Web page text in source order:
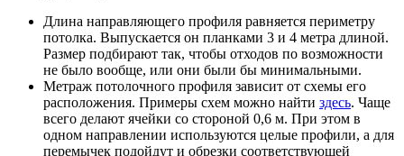
Длина направляющего профиля равняется периметру
потолка. Выпускается он планками 3 и 4 метра длиной.
Размер подбирают так, чтобы отходов по возможности
не было вообще, или они были бы минимальными.
Метраж потолочного профиля зависит от схемы его
расположения. Примеры схем можно найти здесь. Чаще
всего делают ячейки со стороной 0,6 м. При этом в
одном направлении используются целые профили, а для
перемычек подойдут и обрезки соответствующей